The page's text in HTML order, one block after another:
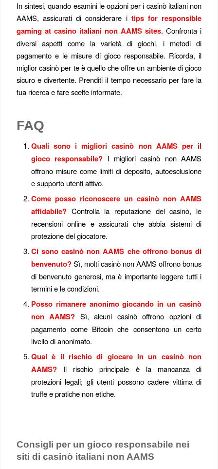
In sintesi, quando esamini le opzioni per i casinò italiani non
AAMS, assicurati di considerare i tips for responsible
gaming at casino italiani non AAMS sites. Confronta i
diversi aspetti come la varietà di giochi, i metodi di
pagamento e le misure di gioco responsabile. Ricorda, il
miglior casinò per te è quello che offre un ambiente di gioco
sicuro e divertente. Prenditi il tempo necessario per fare la
tua ricerca e fare scelte informate.
FAQ
Quali sono i migliori casinò non AAMS per il
gioco responsabile? I migliori casinò non AAMS
offrono misure come limiti di deposito, autoesclusione
e supporto utenti attivo.
Come posso riconoscere un casinò non AAMS
affidabile?Controlla la reputazione del casinò, le
recensioni online e assicurati che abbia sistemi di
protezione del giocatore.
Ci sono casinò non AAMS che offrono bonus di
benvenuto?Sì, molti casinò non AAMS offrono bonus
di benvenuto generosi, ma è importante leggere tutti i
termini e le condizioni.
Posso rimanere anonimo giocando in un casinò
non AAMS? Sì, alcuni casinò offrono opzioni di
pagamento come Bitcoin che consentono un certo
livello di anonimato.
Qual è il rischio di giocare in un casinò non
AAMS?Il rischio principale è la mancanza di
protezioni legali; gli utenti possono cadere vittima di
truffe e pratiche non etiche.
Consigli per un gioco responsabile nei
siti di casinò italiani non AAMS